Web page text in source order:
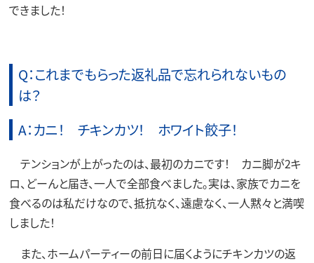
できました！
Q：これまでもらった返礼品で忘れられないもの
は？
A：カニ！ チキンカツ！ ホワイト餃子！
テンションが上がったのは、最初のカニです！ カニ脚が2キ
ロ、どーんと届き、一人で全部食べました。実は、家族でカニを
食べるのは私だけなので、抵抗なく、遠慮なく、一人黙々と満喫
しました！
また、ホームパーティーの前日に届くようにチキンカツの返